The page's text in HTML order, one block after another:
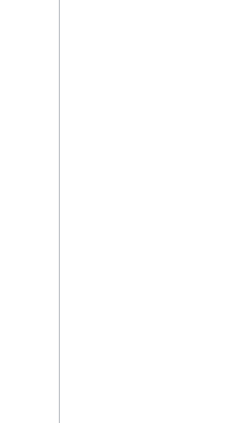
的能力决定
工具，以跟
崩溃的适当
运营经理
的技术问题
通过按根本
助 Gameloft
数众多，这